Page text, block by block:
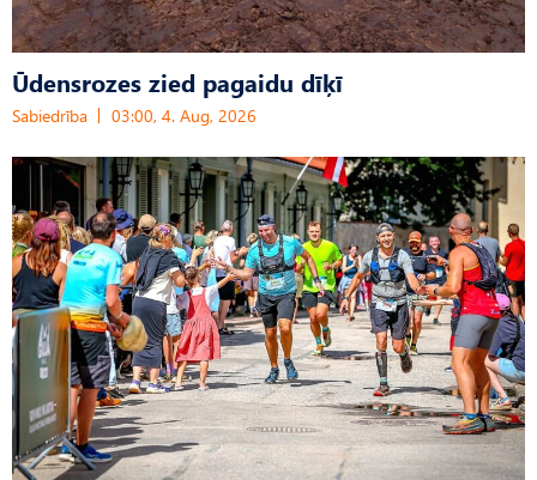
Ūdensrozes zied pagaidu dīķī
Sabiedrība 03:00, 4. Aug, 2026